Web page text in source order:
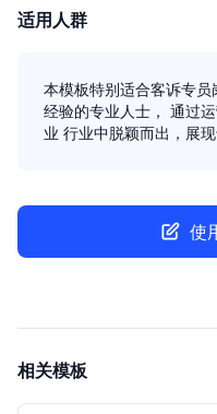
适用人群
本模板特别适合客诉专
经验的专业人士， 通过
业 行业中脱颖而出，展
使
相关模板